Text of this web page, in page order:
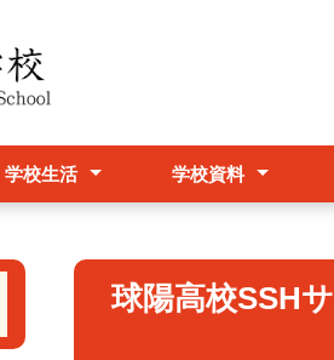
学校生活 学校資料
球陽高校SSH